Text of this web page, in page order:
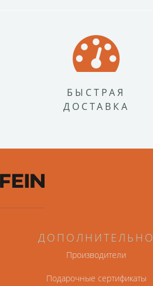
БЫСТРАЯ
ДОСТАВКА
ДОПОЛНИТЕЛЬНО
Производители
Подарочные сертификаты